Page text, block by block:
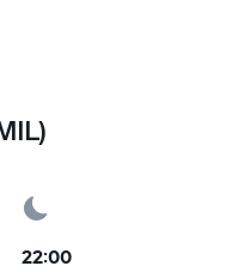
22:00